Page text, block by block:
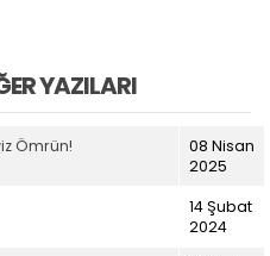
YAZILARI
Ömrün!
08 Nisan
2025
14 Şubat
2024